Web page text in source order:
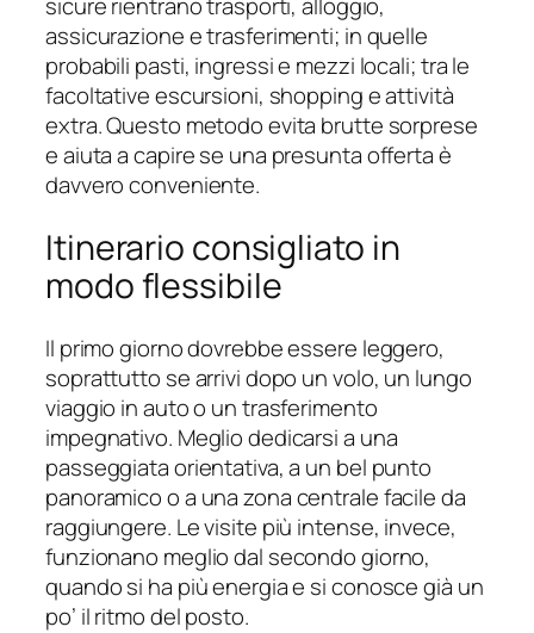
assicurazione e trasferimenti; in quelle
probabili pasti, ingressi e mezzi locali; tra le
facoltative escursioni, shopping e attività
extra. Questo metodo evita brutte sorprese
e aiuta a capire se una presunta offerta è
davvero conveniente.
Itinerario consigliato in
modo flessibile
Il primo giorno dovrebbe essere leggero,
soprattutto se arrivi dopo un volo, un lungo
viaggio in auto o un trasferimento
impegnativo. Meglio dedicarsi a una
passeggiata orientativa, a un bel punto
panoramico o a una zona centrale facile da
raggiungere. Le visite più intense, invece,
funzionano meglio dal secondo giorno,
quando si ha più energia e si conosce già un
po’ il ritmo del posto.